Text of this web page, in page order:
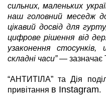
сильних, маленьких
наш головний меседж
цікавий досвід для
цифрове рішення від
узаконення
складні часи”— зазначає
“АНТИТІЛА” та Дія
привітання в Instagram.